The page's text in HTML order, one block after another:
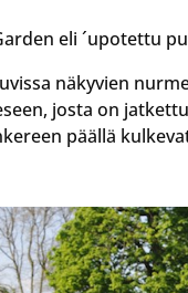
eli ´upotettu
näkyvien
josta on
päällä